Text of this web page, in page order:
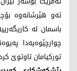
ئەو هێرشانەوە
باسمان لە
چوارچێوەیەدا
تورکیامان تاوتوێ